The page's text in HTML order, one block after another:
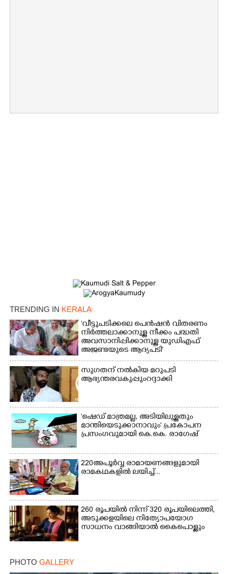
TRENDING IN KERALA
'വീട്ടുപടിക്കലെ പെൻഷൻ വിതരണം
നിർത്തലാക്കാനുള്ള നീക്കം പദ്ധതി
അവസാനിപ്പിക്കാനുള്ള യുഡിഎഫ്
അജണ്ടയുടെ ആദ്യപടി'
സുഗതന് നൽകിയ മറുപടി
ആഭ്യന്തരവകുപ്പും റദ്ദാക്കി
'ഷെഡ് മാത്രമല്ല, അടിയിലുള്ളതും
മാന്തിയെടുക്കാനാവും' പ്രകോപന
പ്രസംഗവുമായി കെ.കെ. രാഗേഷ്
220 അപൂർവ്വ രാമായണങ്ങളുമായി
രാമകഥകളിൽ ലയിച്ച്...
260 രൂപയിൽ നിന്ന് 320 രൂപയിലെത്തി,
അടുക്കളയിലെ നിത്യോപയോഗ
സാധനം വാങ്ങിയാൽ കൈപൊള്ളും
PHOTO GALLERY